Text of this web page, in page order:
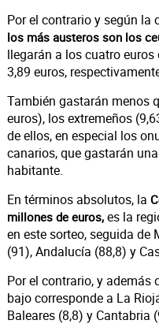
Por el contrario y según la
los más austeros son los
llegarán a los cuatro
3,89 euros,
También gastarán menos
euros), los extremeños
de ellos, en especial los
canarios, que gastarán
habitante.
En términos absolutos, la
millones de euros, es la
en este sorteo, seguida de
(91), Andalucía (88,8) y
Por el contrario, y además
bajo corresponde a La
Baleares (8,8) y Cantabria